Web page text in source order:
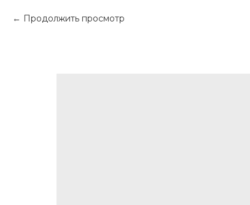
Продолжить просмотр